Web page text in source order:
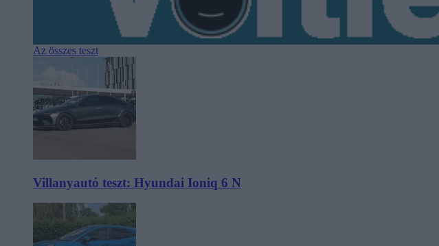
Az összes teszt
Villanyautó teszt: Hyundai Ioniq 6 N